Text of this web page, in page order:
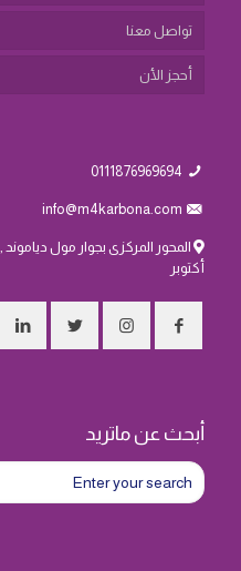
تواصل معنا
أحجز الأن
0111876969694
info@m4karbona.com
أكتوبر
أبحث عن ماتريد